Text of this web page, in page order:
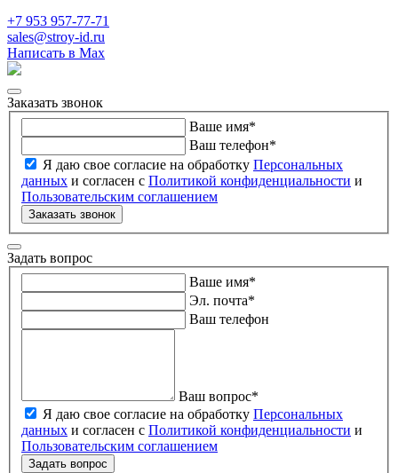
+7 953 957-77-71
sales@stroy-id.ru
Написать в Max
Заказать звонок
Ваше имя*
Ваш телефон*
Я даю свое согласие на обработку Персональных
данных и согласен с Политикой конфиденциальности и
Пользовательским соглашением
Заказать звонок
Задать вопрос
Ваше имя*
Эл. почта*
Ваш телефон
Ваш вопрос*
Я даю свое согласие на обработку Персональных
данных и согласен с Политикой конфиденциальности и
Пользовательским соглашением
Задать вопрос